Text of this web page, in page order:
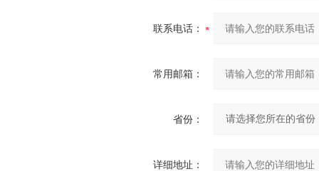
联系电话：
常用邮箱：
省份：
详细地址：